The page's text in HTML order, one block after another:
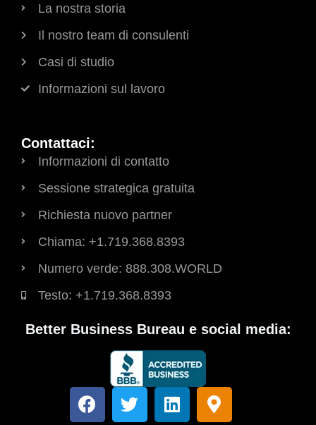
La nostra storia
Il nostro team di consulenti
Casi di studio
Informazioni sul lavoro
Contattaci:
Informazioni di contatto
Sessione strategica gratuita
Richiesta nuovo partner
Chiama: +1.719.368.8393
Numero verde: 888.308.WORLD
Testo: +1.719.368.8393
Better Business Bureau e social media:
F
a
T
w
L
i
M
a